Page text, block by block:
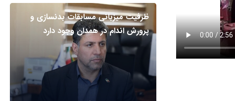
ظرفیت میزبانی مسابقات بدنسازی و
پرورش اندام در همدان وجود دارد